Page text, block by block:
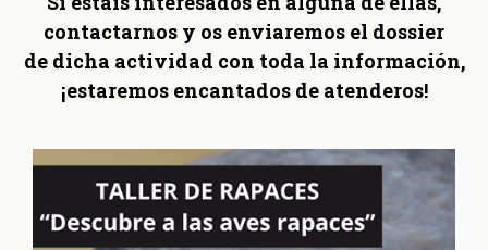
contactarnos y os enviaremos el dossier
de dicha actividad con toda la información,
¡estaremos encantados de atenderos!